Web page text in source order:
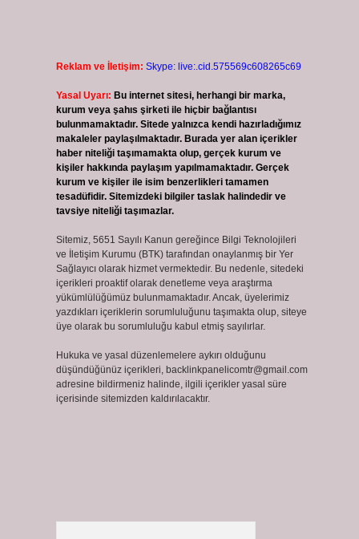
Reklam ve İletişim: Skype: live:.cid.575569c608265c69
Yasal Uyarı: Bu internet sitesi, herhangi bir marka,
kurum veya şahıs şirketi ile hiçbir bağlantısı
bulunmamaktadır. Sitede yalnızca kendi hazırladığımız
makaleler paylaşılmaktadır. Burada yer alan içerikler
haber niteliği taşımamakta olup, gerçek kurum ve
kişiler hakkında paylaşım yapılmamaktadır. Gerçek
kurum ve kişiler ile isim benzerlikleri tamamen
tesadüfidir. Sitemizdeki bilgiler taslak halindedir ve
tavsiye niteliği taşımazlar.
Sitemiz, 5651 Sayılı Kanun gereğince Bilgi Teknolojileri
ve İletişim Kurumu (BTK) tarafından onaylanmış bir Yer
Sağlayıcı olarak hizmet vermektedir. Bu nedenle, sitedeki
içerikleri proaktif olarak denetleme veya araştırma
yükümlülüğümüz bulunmamaktadır. Ancak, üyelerimiz
yazdıkları içeriklerin sorumluluğunu taşımakta olup, siteye
üye olarak bu sorumluluğu kabul etmiş sayılırlar.
Hukuka ve yasal düzenlemelere aykırı olduğunu
düşündüğünüz içerikleri, backlinkpanelicomtr@gmail.com
adresine bildirmeniz halinde, ilgili içerikler yasal süre
içerisinde sitemizden kaldırılacaktır.